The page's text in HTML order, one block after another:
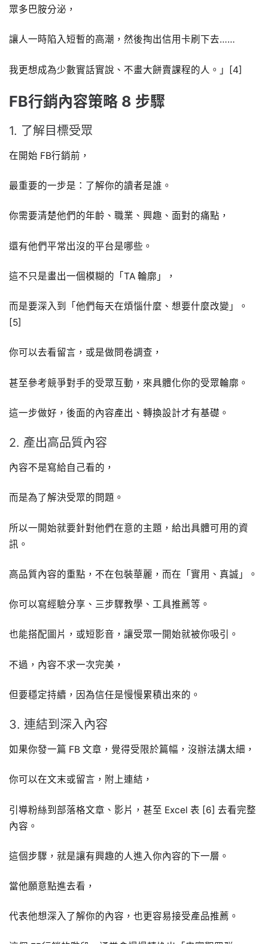
眾多巴胺分泌，
讓人一時陷入短暫的高潮，然後掏出信用卡刷下去……
我更想成為少數實話實說、不畫大餅賣課程的人。」[4]
FB行銷內容策略 8 步驟
1. 了解目標受眾
在開始 FB行銷前，
最重要的一步是：了解你的讀者是誰。
你需要清楚他們的年齡、職業、興趣、面對的痛點，
還有他們平常出沒的平台是哪些。
這不只是畫出一個模糊的「TA 輪廓」，
而是要深入到「他們每天在煩惱什麼、想要什麼改變」。
[5]
你可以去看留言，或是做問卷調查，
甚至參考競爭對手的受眾互動，來具體化你的受眾輪廓。
這一步做好，後面的內容產出、轉換設計才有基礎。
2. 產出高品質內容
內容不是寫給自己看的，
而是為了解決受眾的問題。
所以一開始就要針對他們在意的主題，給出具體可用的資
訊。
高品質內容的重點，不在包裝華麗，而在「實用、真誠」。
你可以寫經驗分享、三步驟教學、工具推薦等。
也能搭配圖片，或短影音，讓受眾一開始就被你吸引。
不過，內容不求一次完美，
但要穩定持續，因為信任是慢慢累積出來的。
3. 連結到深入內容
如果你發一篇 FB 文章，覺得受限於篇幅，沒辦法講太細，
你可以在文末或留言，附上連結，
引導粉絲到部落格文章、影片，甚至 Excel 表 [6] 去看完整
內容。
這個步驟，就是讓有興趣的人進入你內容的下一層。
當他願意點進去看，
代表他想深入了解你的內容，也更容易接受產品推薦。